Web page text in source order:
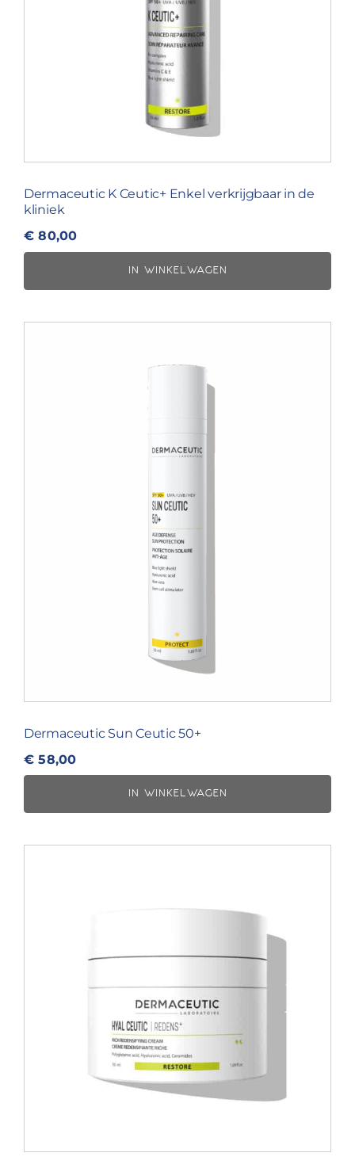
Dermaceutic K Ceutic+ Enkel verkrijgbaar in de
kliniek
€ 80,00
IN WINKELWAGEN
Dermaceutic Sun Ceutic 50+
€ 58,00
IN WINKELWAGEN